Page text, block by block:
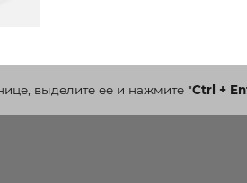
выделите ее и нажмите"Ctrl +